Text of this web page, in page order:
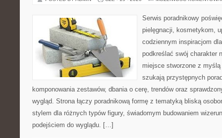
Serwis poradnikowy
pielęgnacji, kosmetykom,
codziennym inspiracjom
podkreślać swój charakter
miejsce stworzone z
szukają przystępnych
komponowania zestawów, dbania o cerę, trendów oraz
wygląd. Strona łączy poradnikową formę z tematyką bliską
stylem dla różnych typów figury, świadomym budowaniem
podejściem do wyglądu. […]